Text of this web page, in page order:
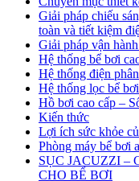
Giải pháp chiếu
toàn và tiết kiệm
Giải pháp vận
Hệ thống bể bơi
Hệ thống điện
Hệ thống lọc bể bơi
Hồ bơi cao cấp –
Kiến thức
Lợi ích sức khỏe
Phòng máy bể bơi
SỤC JACUZZI –
CHO BỂ BƠI